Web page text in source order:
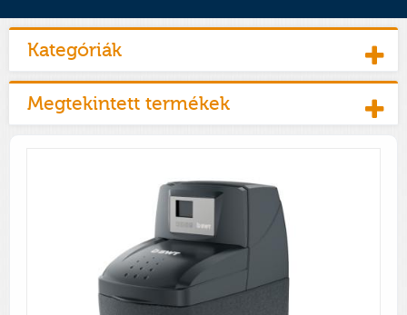
Kategóriák
Megtekintett termékek